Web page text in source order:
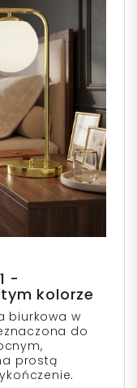
-
kolorze
biurkowa w
do
prostą